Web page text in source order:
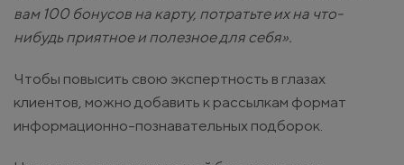
вам 100 бонусов на карту, потратьте их на что-
нибудь приятное и полезное для себя».
Чтобы повысить свою экспертность в глазах
клиентов, можно добавить к рассылкам формат
информационно-познавательных подборок.